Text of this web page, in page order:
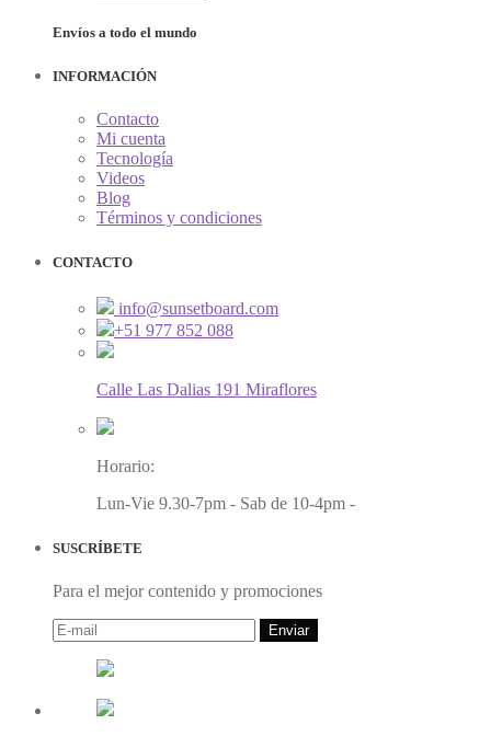
Envíos a todo el mundo
INFORMACIÓN
Contacto
Mi cuenta
Tecnología
Videos
Blog
Términos y condiciones
CONTACTO
info@sunsetboard.com
+51 977 852 088
Calle Las Dalias 191 Miraflores
Horario:
Lun-Vie 9.30-7pm - Sab de 10-4pm -
SUSCRÍBETE
Para el mejor contenido y promociones
Enviar